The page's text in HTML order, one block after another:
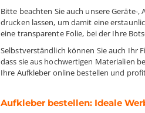
Bitte beachten Sie auch unsere Geräte-
drucken lassen, um damit eine
eine transparente Folie, bei der Ihre
Selbstverständlich können Sie auch Ihr
dass sie aus hochwertigen Materialien
Ihre Aufkleber online bestellen und
Aufkleber bestellen: Ideale